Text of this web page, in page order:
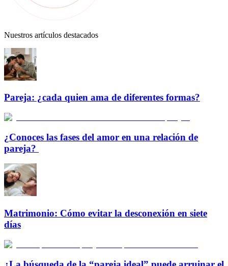
Nuestros artículos destacados
Pareja: ¿cada quien ama de diferentes formas?
¿Conoces las fases del amor en una relación de
pareja?
Matrimonio: Cómo evitar la desconexión en siete
días